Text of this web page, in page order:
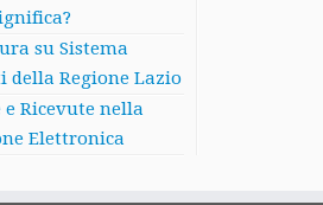
su Sistema
della Regione Lazio
Ricevute nella
Elettronica